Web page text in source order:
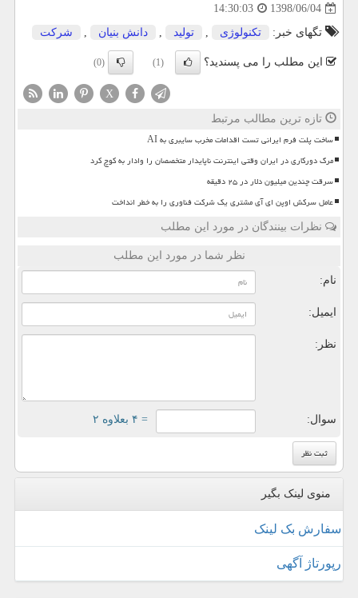
1398/06/04
14:30:03
تگهای خبر:
تكنولوژی , تولید , دانش بنیان , شركت
این مطلب را می پسندید؟ (1)
(0)
X
تازه ترین مطالب مرتبط
ساخت پلت فرم ایرانی تست اقدامات مخرب سایبری به AI
مرگ دورکاری در ایران وقتی اینترنت ناپایدار متخصصان را وادار به کوچ کرد
سرقت چندین میلیون دلار در ۲۵ دقیقه
عامل سرکش اوپن ای آی مشتری یک شرکت فناوری را به خطر انداخت
نظرات بینندگان در مورد این مطلب
نظر شما در مورد این مطلب
نام:
ایمیل:
نظر:
سوال: = ۴ بعلاوه ۲
منوی لینک بگیر
سفارش بک لینک
رپورتاژ آگهی